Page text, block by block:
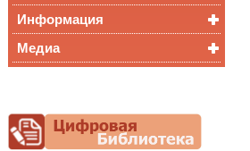
Информация
Снижение
документационной
нагрузки
Медиа